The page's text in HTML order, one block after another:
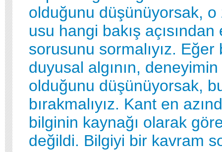
olduğunu düşünüyorsak, o
usu hangi bakış
sorusunu sormalıyız. Eğer
duyusal algının,
olduğunu düşünüyorsak,
bırakmalıyız. Kant en
bilginin kaynağı olarak
değildi. Bilgiyi bir kavram